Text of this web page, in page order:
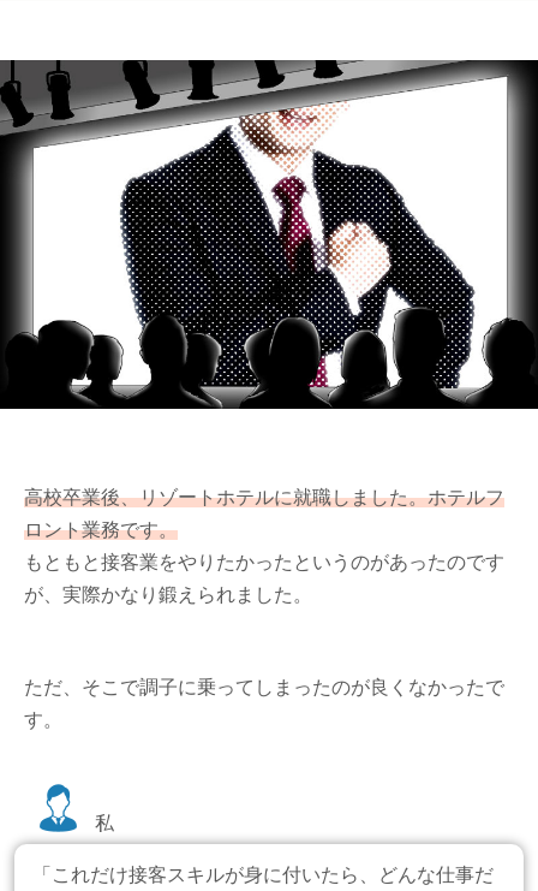
高校卒業後、リゾートホテルに就職しました。ホテルフ
ロント業務です。
もともと接客業をやりたかったというのがあったのです
が、実際かなり鍛えられました。
ただ、そこで調子に乗ってしまったのが良くなかったで
す。
私
「これだけ接客スキルが身に付いたら、どんな仕事だ